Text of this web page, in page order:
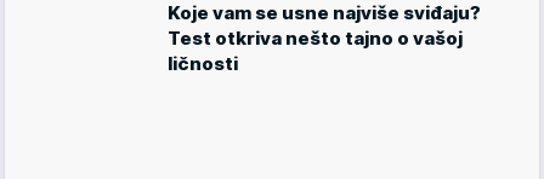
Koje vam se usne najviše sviđaju?
Test otkriva nešto tajno o vašoj
ličnosti